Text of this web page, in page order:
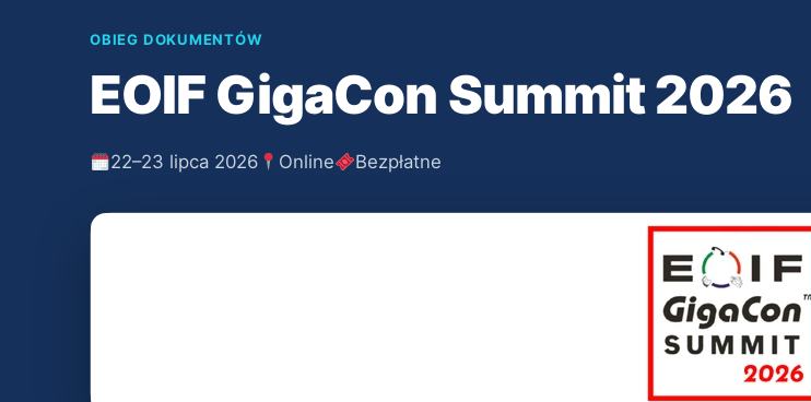
OBIEG DOKUMENTÓW
EOIF GigaCon Summit 2026
22–23 lipca 2026 Online Bezpłatne